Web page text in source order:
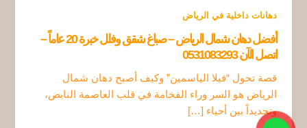
دهانات داخلية في الرياض
أفضل دهان شمال الرياض – صباغ شقق وفلل خبرة 20 عاماً –
اتصل الآن 0531083293
قصة تحول “فيلا الياسمين” وكيف أصبح دهان شمال
الرياض هو السر وراء الفخامة في قلب العاصمة النابض،
وتحديداً بين أحياء […]